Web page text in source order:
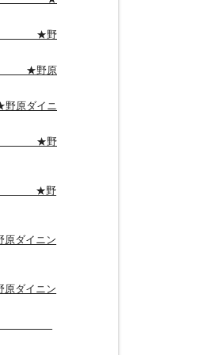
表 ★野
表 ★野原
原ダイニ
表 ★野
ニン
ニン
立表